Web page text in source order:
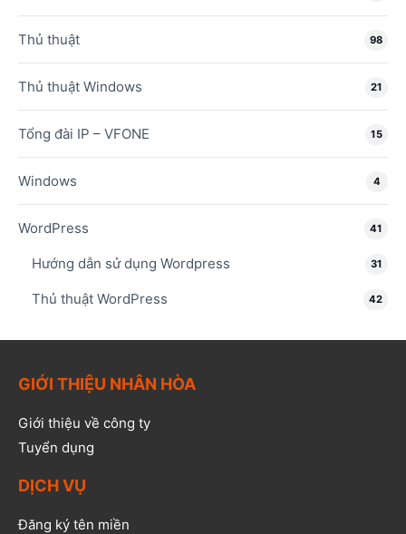
Thủ thuật 98
Thủ thuật Windows 21
Tổng đài IP – VFONE 15
Windows 4
WordPress 41
Hướng dẫn sử dụng Wordpress 31
Thủ thuật WordPress 42
GIỚI THIỆU NHÂN HÒA
Giới thiệu về công ty
Tuyển dụng
DỊCH VỤ
Đăng ký tên miền